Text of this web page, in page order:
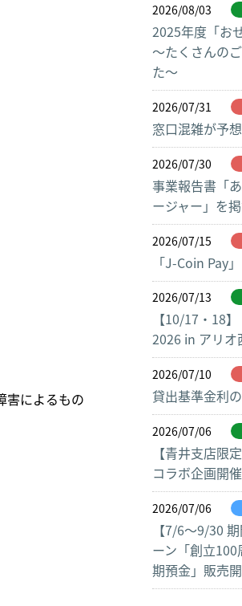
害によるもの
2026/08/03
2025年度「お
～たくさんの
た～
2026/07/31
窓口混雑が予
2026/07/30
事業報告書「
ージャー」を
2026/07/15
「J-Coin Pay
2026/07/13
【10/17・18
2026 in アリオ
2026/07/10
貸出基準金利
2026/07/06
【青井支店限
コラボ企画開
2026/07/06
【7/6～9/30
ーン「創立
期預金」販売